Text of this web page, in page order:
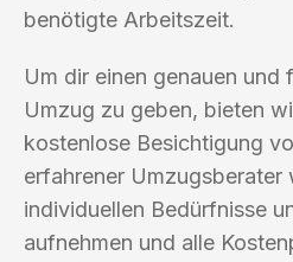
benötigte Arbeitszeit.
Um dir einen genauen und
Umzug zu geben, bieten
kostenlose Besichtigung
erfahrener Umzugsberater
individuellen Bedürfnisse
aufnehmen und alle